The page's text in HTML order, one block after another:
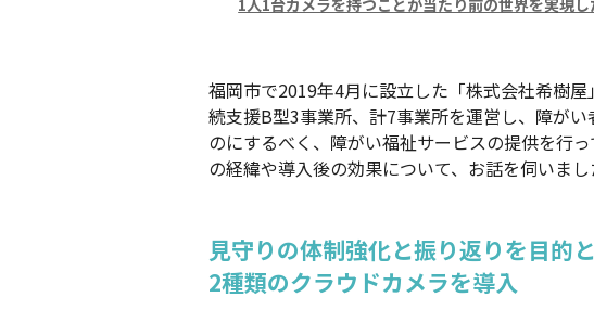
福岡市で2019年4月に設立した「株式会社希樹
続支援B型3事業所、計7事業所を運営し、障が
のにするべく、障がい福祉サービスの提供を行
の経緯や導入後の効果について、お話を伺いまし
見守りの体制強化と振り返りを目的
2種類のクラウドカメラを導入